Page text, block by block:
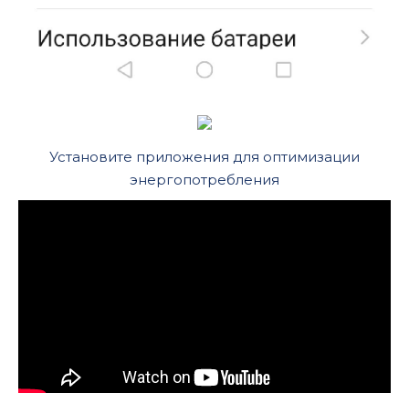
Установите приложения для оптимизации
энергопотребления